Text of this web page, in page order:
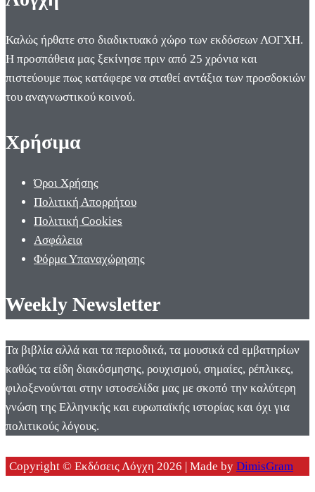
Καλώς ήρθατε στο διαδικτυακό χώρο των εκδόσεων ΛΟΓΧΗ.
Η προσπάθεια μας ξεκίνησε πριν από 25 χρόνια και
πιστεύουμε πως κατάφερε να σταθεί αντάξια των προσδοκιών
του αναγνωστικού κοινού.
Χρήσιμα
Όροι Χρήσης
Πολιτική Απορρήτου
Πολιτική Cookies
Ασφάλεια
Φόρμα Υπαναχώρησης
Weekly Newsletter
Τα βιβλία αλλά και τα περιοδικά, τα μουσικά cd εμβατηρίων
καθώς τα είδη διακόσμησης, ρουχισμού, σημαίες, ρέπλικες,
φιλοξενούνται στην ιστοσελίδα μας με σκοπό την καλύτερη
γνώση της Ελληνικής και ευρωπαϊκής ιστορίας και όχι για
πολιτικούς λόγους.
Copyright © Εκδόσεις Λόγχη 2026 | Made by DimisGram